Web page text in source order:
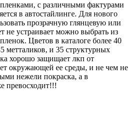
с различными фактурами
в автостайлинге. Для нового
прозрачную глянцевую или
не устраивает можно выбрать из
Цветов в каталоге более 40
метталиков, и 35 структурных
хорошо защищает лкп от
окружающей ее среды, и не чем не
нежели покраска, а в
превосходит!!!